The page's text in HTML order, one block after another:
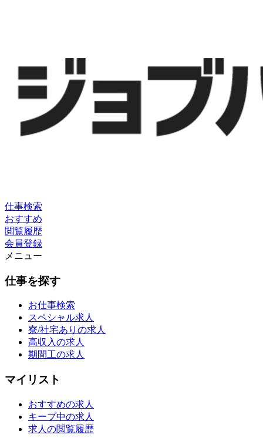
仕事検索
おすすめ
閲覧履歴
会員登録
メニュー
仕事を探す
お仕事検索
スペシャル求人
寮/社宅ありの求人
高収入の求人
期間工の求人
マイリスト
おすすめの求人
キープ中の求人
求人の閲覧履歴